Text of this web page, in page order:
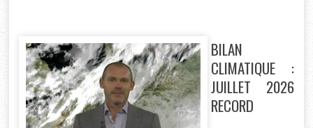
BILAN
CLIMATIQUE :
JUILLET 2026
RECORD